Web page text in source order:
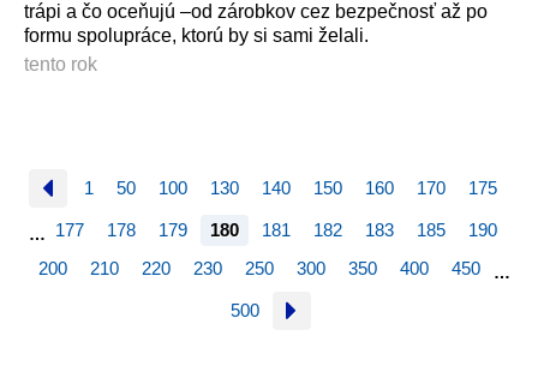
trápi a čo oceňujú –od zárobkov cez bezpečnosť až po
formu spolupráce, ktorú by si sami želali.
tento rok
1 50 100 130 140 150 160 170 175
… 177 178 179 180 181 182 183 185
190
200
210 220 230 250 300 350 400 450 …
500